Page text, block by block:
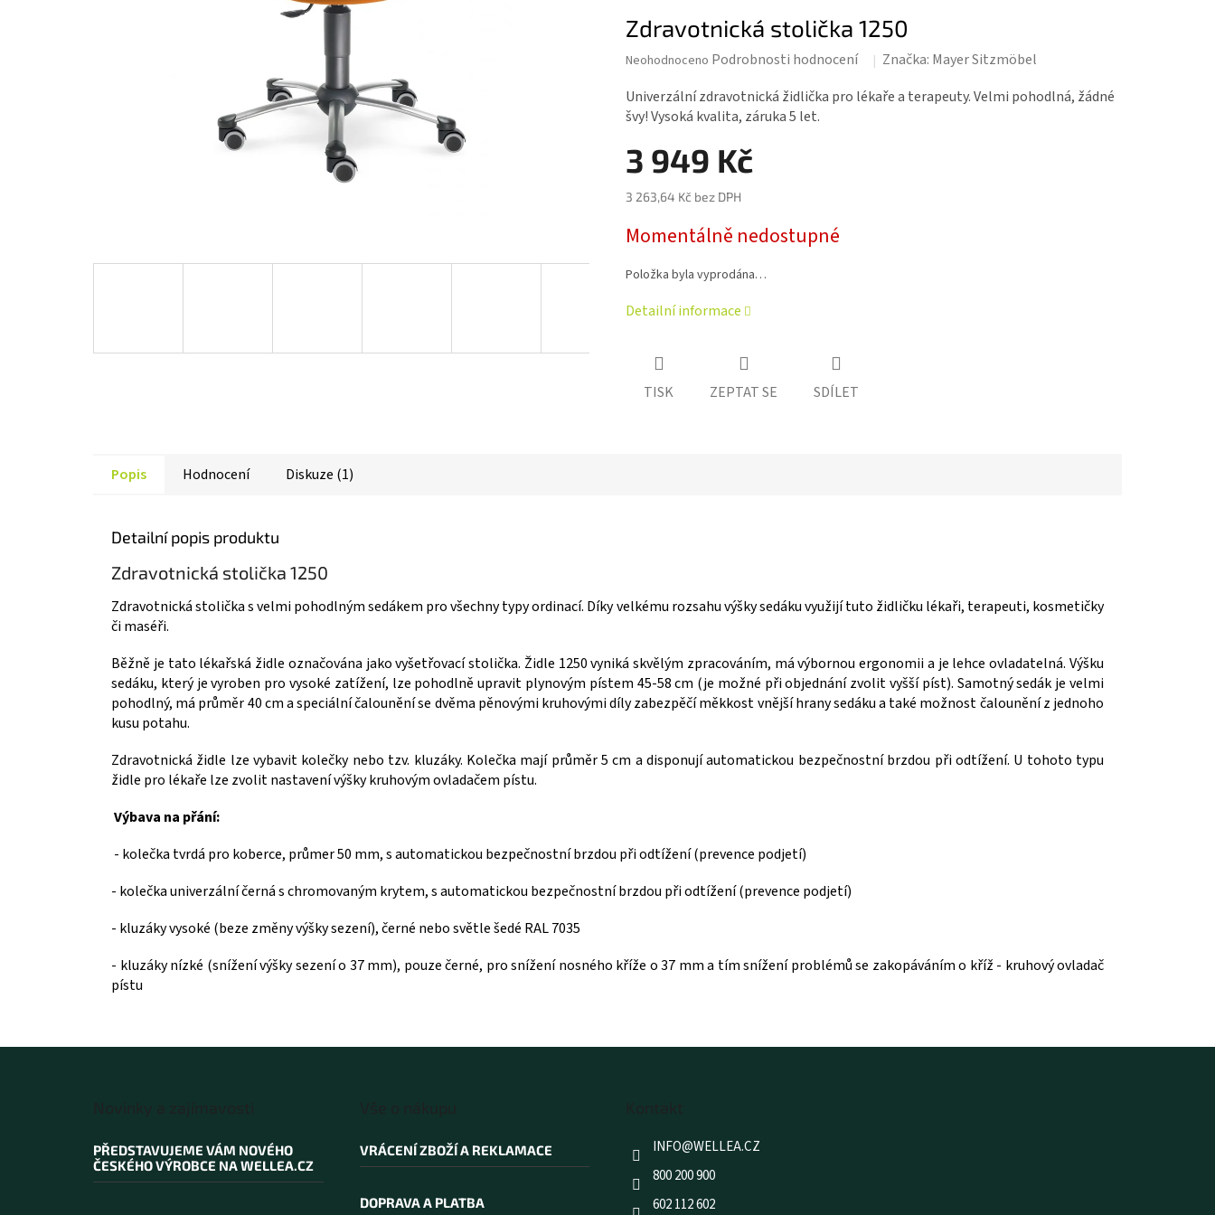
Zdravotnická stolička 1250
Průměrné
produktu
je
0,0
hvězdiček.
Neohodnoceno Podrobnosti hodnocení Značka: Mayer Sitzmöbel
Univerzální zdravotnická židlička pro lékaře a terapeuty. Velmi pohodlná, žádné
švy! Vysoká kvalita, záruka 5 let.
3 949 Kč
3 263,64 Kč bez DPH
cena:
Momentálně nedostupné
Položka byla vyprodána…
Detailní informace
TISK ZEPTAT SE SDÍLET
Popis Hodnocení Diskuze (1)
Detailní popis produktu
Zdravotnická stolička 1250
Zdravotnická stolička s velmi pohodlným sedákem pro všechny typy ordinací. Díky velkému rozsahu výšky sedáku využijí tuto židličku lékaři, terapeuti, kosmetičky
či maséři.
Běžně je tato lékařská židle označována jako vyšetřovací stolička. Židle 1250 vyniká skvělým zpracováním, má výbornou ergonomii a je lehce ovladatelná. Výšku
sedáku, který je vyroben pro vysoké zatížení, lze pohodlně upravit plynovým pístem 45-58 cm (je možné při objednání zvolit vyšší píst). Samotný sedák je velmi
pohodlný, má průměr 40 cm a speciální čalounění se dvěma pěnovými kruhovými díly zabezpěčí měkkost vnější hrany sedáku a také možnost čalounění z jednoho
kusu potahu.
Zdravotnická židle lze vybavit kolečky nebo tzv. kluzáky. Kolečka mají průměr 5 cm a disponují automatickou bezpečnostní brzdou při odtížení. U tohoto typu
židle pro lékaře lze zvolit nastavení výšky kruhovým ovladačem pístu.
Výbava na přání:
- kolečka tvrdá pro koberce, průmer 50 mm, s automatickou bezpečnostní brzdou při odtížení (prevence podjetí)
- kolečka univerzální černá s chromovaným krytem, s automatickou bezpečnostní brzdou při odtížení (prevence podjetí)
- kluzáky vysoké (beze změny výšky sezení), černé nebo světle šedé RAL 7035
- kluzáky nízké (snížení výšky sezení o 37 mm), pouze černé, pro snížení nosného kříže o 37 mm a tím snížení problémů se zakopáváním o kříž - kruhový ovladač
pístu
PŘEDSTAVUJEME VÁM NOVÉHO
ČESKÉHO VÝROBCE NA WELLEA.CZ
VRÁCENÍ ZBOŽÍ A REKLAMACE
DOPRAVA A PLATBA
INFO@WELLEA.CZ
800 200 900
602 112 602